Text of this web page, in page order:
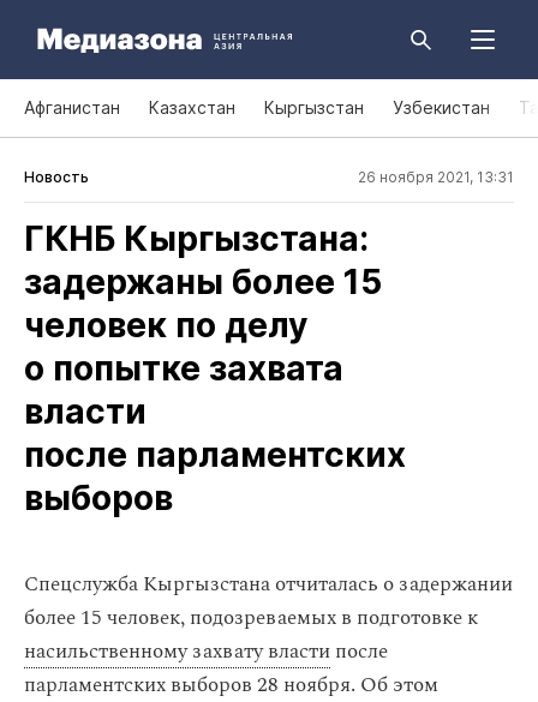
Афганистан Казахстан Кыргызстан Узбекистан
Новость 26 ноября 2021, 13:31
ГКНБ Кыргызстана:
задержаны более 15
человек по делу
о попытке захвата
власти
после парламентских
выборов
Спецслужба Кыргызстана отчиталась о задержании
более 15 человек, подозреваемых в подготовке к
насильственному захвату властипосле
парламентских выборов 28 ноября. Об этом